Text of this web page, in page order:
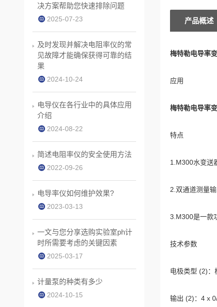
产品概述
梅特勒电导率
应用
梅特勒电导率
特点
1.M300水变送
2.双通道测量
3.M300是一款
技术参数
电极类型 (2)：
输出 (2)：4 x
决方案帮助您快速排除问题
2025-07-23
及时发现并解决电阻率仪的常
见故障才能确保获得可靠的结
果
2024-10-24
电导仪在各行业中的具体应用
介绍
2024-08-22
简述电阻率仪的安全使用方法
2022-09-26
电导率仪如何维护效果?
2023-03-13
一文与您分享选购实验室ph计
时所需要考虑的关键因素
2025-03-17
计量泵的种类有多少
2024-10-15